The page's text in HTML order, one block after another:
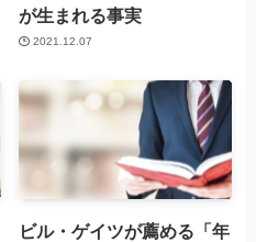
が生まれる事実
2021.12.07
ビル・ゲイツが薦める「年